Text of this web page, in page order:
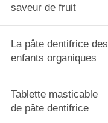
saveur de fruit
La pâte dentifrice des
enfants organiques
Tablette masticable
de pâte dentifrice